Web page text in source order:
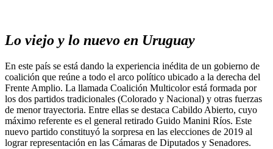
Lo viejo y lo nuevo en Uruguay
En este país se está dando la experiencia inédita de un gobierno de
coalición que reúne a todo el arco político ubicado a la derecha del
Frente Amplio. La llamada Coalición Multicolor está formada por
los dos partidos tradicionales (Colorado y Nacional) y otras fuerzas
de menor trayectoria. Entre ellas se destaca Cabildo Abierto, cuyo
máximo referente es el general retirado Guido Manini Ríos. Este
nuevo partido constituyó la sorpresa en las elecciones de 2019 al
lograr representación en las Cámaras de Diputados y Senadores.